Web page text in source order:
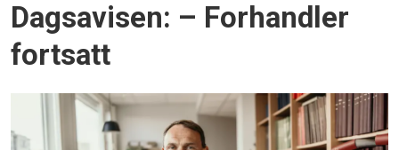
Dagsavisen: – Forhandler
fortsatt